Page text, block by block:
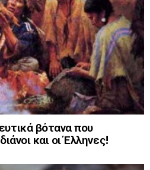
βότανα που
και οι Έλληνες!